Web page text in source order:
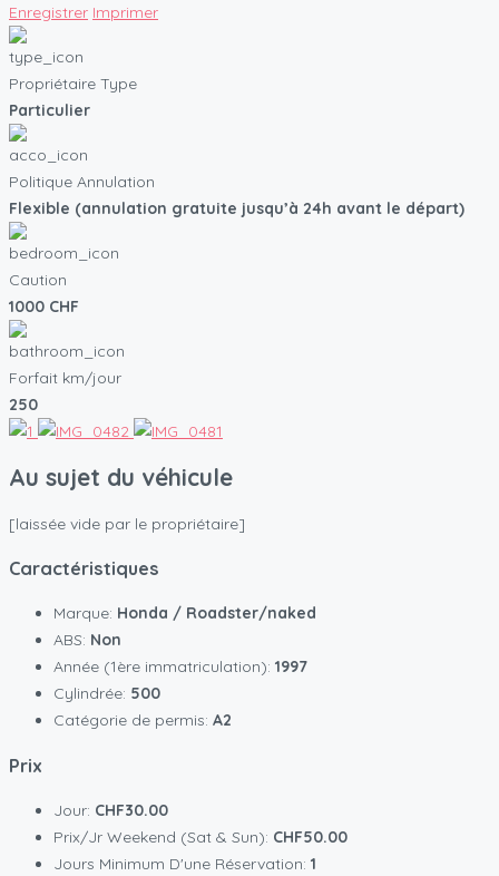
Enregistrer Imprimer
Propriétaire Type
Particulier
Politique Annulation
Flexible (annulation gratuite jusqu’à 24h avant le départ)
Caution
1000 CHF
Forfait km/jour
250
Au sujet du véhicule
[laissée vide par le propriétaire]
Caractéristiques
Marque: Honda / Roadster/naked
ABS: Non
Année (1ère immatriculation): 1997
Cylindrée: 500
Catégorie de permis: A2
Prix
Jour: CHF30.00
Prix/jr Weekend (Sat & Sun): CHF50.00
Jours Minimum D'une Réservation: 1